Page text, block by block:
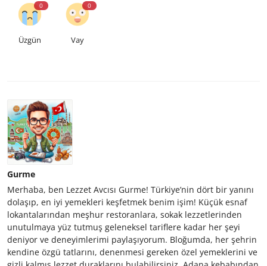
0
Üzgün
0
Vay
Gurme
Merhaba, ben Lezzet Avcısı Gurme! Türkiye’nin dört bir yanını
dolaşıp, en iyi yemekleri keşfetmek benim işim! Küçük esnaf
lokantalarından meşhur restoranlara, sokak lezzetlerinden
unutulmaya yüz tutmuş geleneksel tariflere kadar her şeyi
deniyor ve deneyimlerimi paylaşıyorum. Bloğumda, her şehrin
kendine özgü tatlarını, denenmesi gereken özel yemeklerini ve